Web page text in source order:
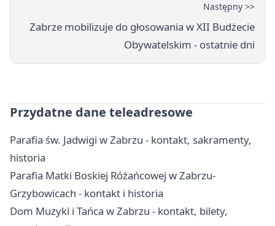
Następny >>
Zabrze mobilizuje do głosowania w XII Budżecie
Obywatelskim - ostatnie dni
Przydatne dane teleadresowe
Parafia św. Jadwigi w Zabrzu - kontakt, sakramenty,
historia
Parafia Matki Boskiej Różańcowej w Zabrzu-
Grzybowicach - kontakt i historia
Dom Muzyki i Tańca w Zabrzu - kontakt, bilety,